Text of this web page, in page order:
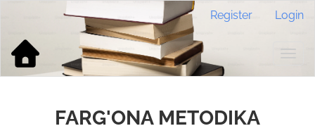
Main
Content
Sidebar
Register Login
FARG'ONA METODIKA